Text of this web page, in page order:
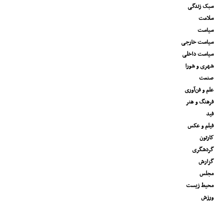
سبک زندگی
سلامت
سیاست
سیاست خارجی
سیاست داخلی
شهری و شورا
صنعت
علم و فن‌آوری
فرهنگ و هنر
فید
فیلم و عکس
کارتون
گردشگری
گزارش
مجلس
محیط زیست
ورزش